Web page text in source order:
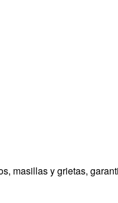
masillas y grietas,